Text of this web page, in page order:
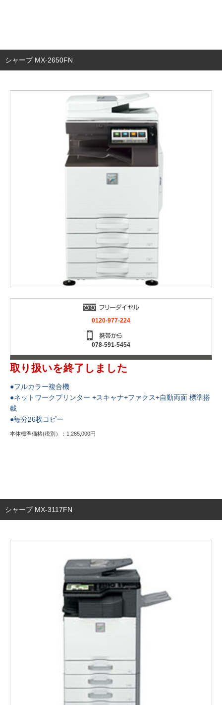
シャープ MX-2650FN
0120-977-224
078-591-5454
取り扱いを終了しました
●フルカラー複合機
●ネットワークプリンター +スキャナ+ファクス+自動両面 標準搭
載
●毎分26枚コピー
本体標準価格(税別）：1,285,000円
シャープ MX-3117FN